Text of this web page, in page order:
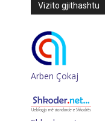
Vizito gjithashtu
Arben Çokaj